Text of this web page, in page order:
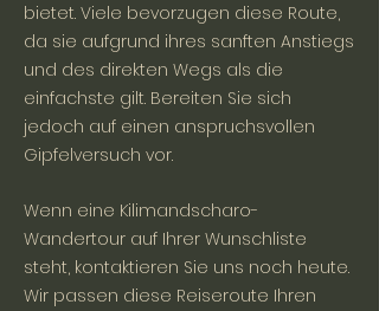
bietet. Viele bevorzugen diese Route,
da sie aufgrund ihres sanften Anstiegs
und des direkten Wegs als die
einfachste gilt. Bereiten Sie sich
jedoch auf einen anspruchsvollen
Gipfelversuch vor.
Wenn eine Kilimandscharo-
Wandertour auf Ihrer Wunschliste
steht, kontaktieren Sie uns noch heute.
Wir passen diese Reiseroute Ihren